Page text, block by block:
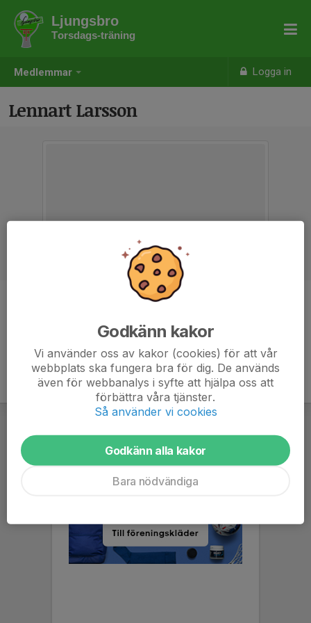
Medlemmar Logga in
Ljungsbro
Torsdags-träning
Lennart Larsson
Godkänn kakor
Vi använder oss av kakor (cookies) för att vår
webbplats ska fungera bra för dig. De används
även för webbanalys i syfte att hjälpa oss att
förbättra våra tjänster.
Så använder vi cookies
Godkänn alla kakor
Bara nödvändiga